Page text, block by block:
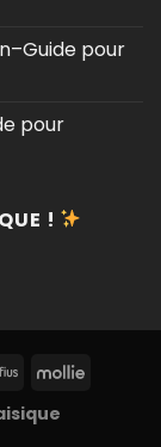
pour
pour
!